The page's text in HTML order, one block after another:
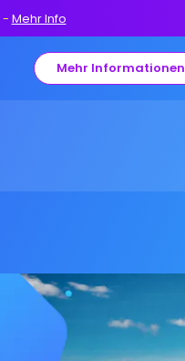
- Mehr Info
Mehr Informationen